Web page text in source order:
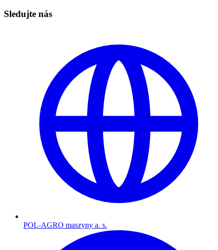
Sledujte nás
POL-AGRO maszyny a. s.